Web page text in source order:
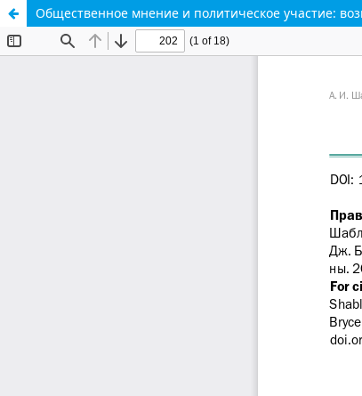
Общественное мнение и политическое участие: